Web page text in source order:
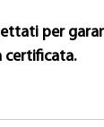
per
certificata.